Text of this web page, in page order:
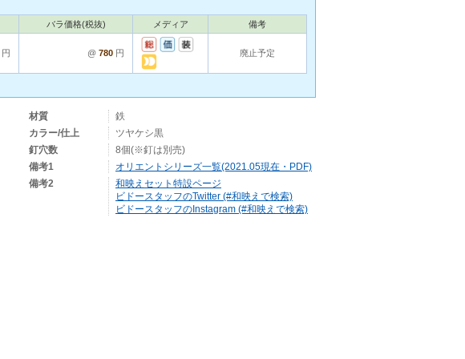
バラ価格(税抜) メディア 備考
円 @ 780 円 廃止予定
材質
鉄
カラー/仕上
ツヤケシ黒
釘穴数
8個(※釘は別売)
備考1
オリエントシリーズ一覧(2021.05現在・PDF)
備考2
和映えセット特設ページ
ビドースタッフのTwitter (#和映えで検索)
ビドースタッフのInstagram (#和映えで検索)